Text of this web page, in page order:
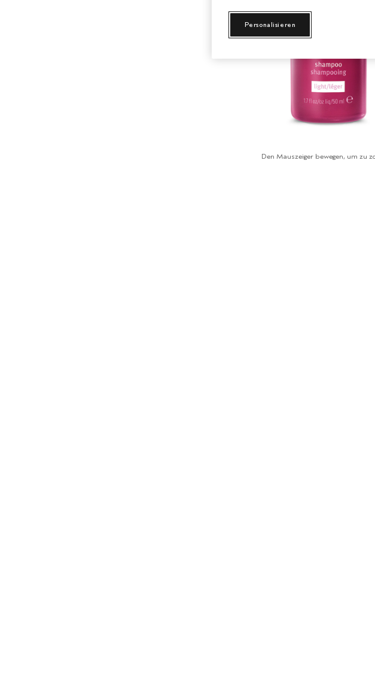
Den Mauszeiger bewegen, um zu
Personalisieren